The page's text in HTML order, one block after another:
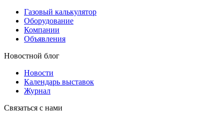
Газовый калькулятор
Оборудование
Компании
Объявления
Новостной блог
Новости
Календарь выставок
Журнал
Связаться с нами